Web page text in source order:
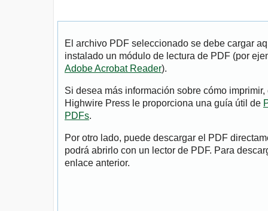
El archivo PDF seleccionado se debe cargar
instalado un módulo de lectura de PDF (por
Adobe Acrobat Reader).
Si desea más información sobre cómo
Highwire Press le proporciona una guía útil de
PDFs.
Por otro lado, puede descargar el PDF
podrá abrirlo con un lector de PDF. Para
enlace anterior.